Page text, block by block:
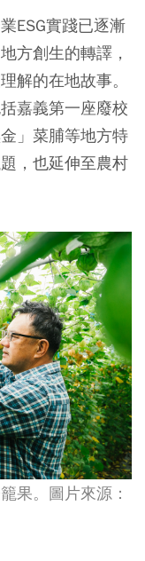
ESG實踐已逐漸
方創生的轉譯，
解的在地故事。
嘉義第一座廢校
」菜脯等地方特
，也延伸至農村
果。圖片來源：